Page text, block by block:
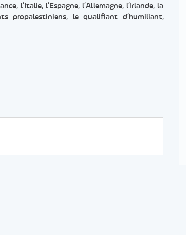
l’Italie, l’Espagne, l’Allemagne, l’Irlande, la
propalestiniens, le qualifiant d’humiliant,